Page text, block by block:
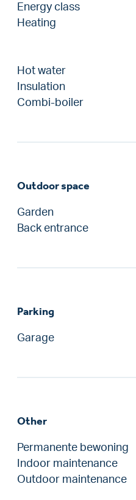
Energy class
Heating
Hot water
Insulation
Combi-boiler
Outdoor space
Garden
Back entrance
Parking
Garage
Other
Permanente bewoning
Indoor maintenance
Outdoor maintenance